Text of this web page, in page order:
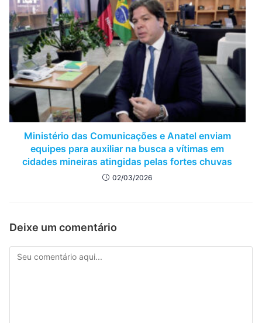
Ministério das Comunicações e Anatel enviam
equipes para auxiliar na busca a vítimas em
cidades mineiras atingidas pelas fortes chuvas
02/03/2026
Deixe um comentário